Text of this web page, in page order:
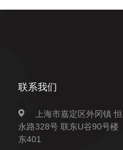
联系我们
上海市嘉定区外冈镇 恒
永路328号 联东U谷90号楼
东401